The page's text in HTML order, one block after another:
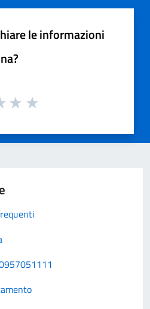
le informazioni